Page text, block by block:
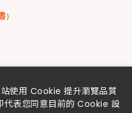
)
使用 Cookie 提升瀏覽品質
代表您同意目前的 Cookie 設